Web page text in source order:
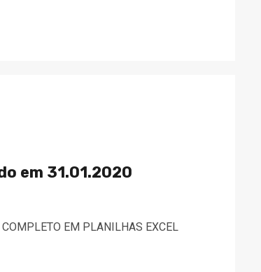
em 31.01.2020
EM PLANILHAS EXCEL